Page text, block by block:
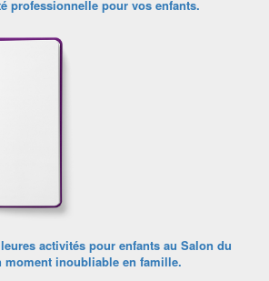
professionnelle pour vos enfants.
activités pour enfants au Salon du
moment inoubliable en famille.